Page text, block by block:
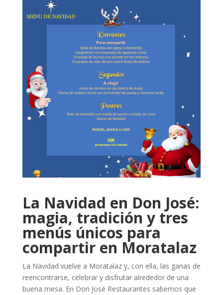
La Navidad en Don José:
magia, tradición y tres
menús únicos para
compartir en Moratalaz
La Navidad vuelve a Moratalaz y, con ella, las ganas de
reencontrarse, celebrar y disfrutar alrededor de una
buena mesa. En Don José Restaurantes sabemos que